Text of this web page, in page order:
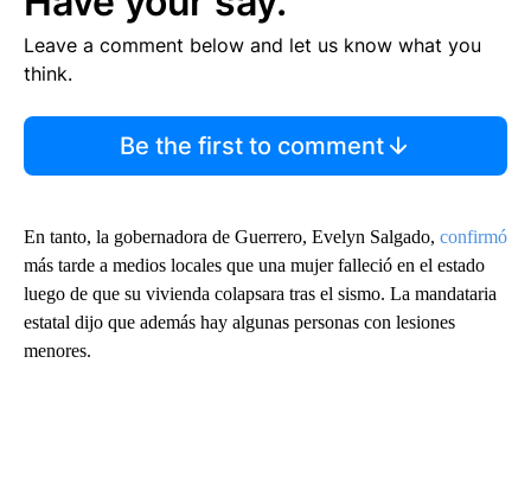
Leave a comment below and let us know what you
think.
Be the first to comment
En tanto, la gobernadora de Guerrero, Evelyn Salgado, confirmó
más tarde a medios locales que una mujer falleció en el estado
luego de que su vivienda colapsara tras el sismo. La mandataria
estatal dijo que además hay algunas personas con lesiones
menores.